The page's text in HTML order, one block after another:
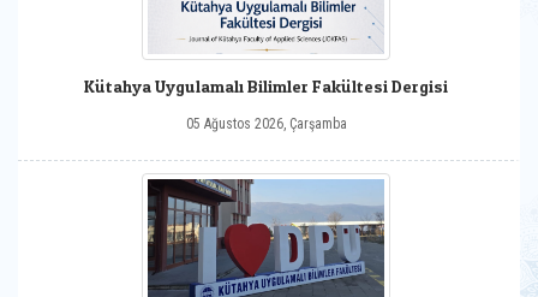
Kütahya Uygulamalı Bilimler Fakültesi Dergisi
05 Ağustos 2026, Çarşamba